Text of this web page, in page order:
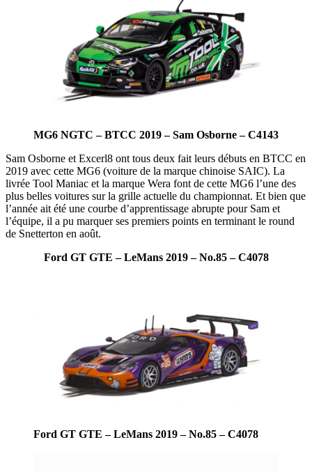
MG6 NGTC – BTCC 2019 – Sam Osborne – C4143
Sam Osborne et Excerl8 ont tous deux fait leurs débuts en BTCC en
2019 avec cette MG6 (voiture de la marque chinoise SAIC). La
livrée Tool Maniac et la marque Wera font de cette MG6 l’une des
plus belles voitures sur la grille actuelle du championnat. Et bien que
l’année ait été une courbe d’apprentissage abrupte pour Sam et
l’équipe, il a pu marquer ses premiers points en terminant le round
de Snetterton en août.
Ford GT GTE – LeMans 2019 – No.85 – C4078
Ford GT GTE – LeMans 2019 – No.85 – C4078